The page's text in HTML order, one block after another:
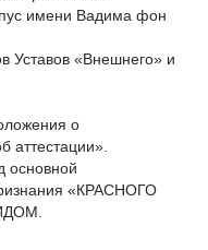
имени Вадима фон
Уставов «Внешнего» и
о
аттестации».
основной
«КРАСНОГО